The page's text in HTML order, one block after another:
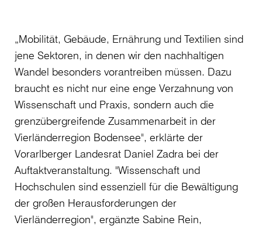
„Mobilität, Gebäude, Ernährung und Textilien sind
jene Sektoren, in denen wir den nachhaltigen
Wandel besonders vorantreiben müssen. Dazu
braucht es nicht nur eine enge Verzahnung von
Wissenschaft und Praxis, sondern auch die
grenzübergreifende Zusammenarbeit in der
Vierländerregion Bodensee", erklärte der
Vorarlberger Landesrat Daniel Zadra bei der
Auftaktveranstaltung. "Wissenschaft und
Hochschulen sind essenziell für die Bewältigung
der großen Herausforderungen der
Vierländerregion", ergänzte Sabine Rein,